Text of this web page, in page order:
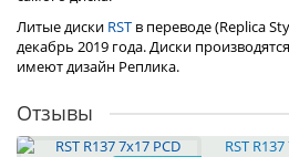
Литые диски RST в переводе (Replica
декабрь 2019 года. Диски
имеют дизайн Реплика.
Отзывы
RST